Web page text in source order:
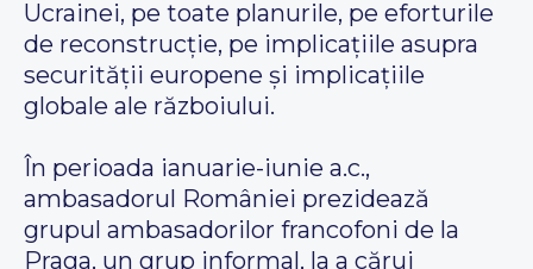
Ucrainei, pe toate planurile, pe eforturile
de reconstrucție, pe implicațiile asupra
securității europene și implicațiile
globale ale războiului.
În perioada ianuarie-iunie a.c.,
ambasadorul României prezidează
grupul ambasadorilor francofoni de la
Praga, un grup informal, la a cărui